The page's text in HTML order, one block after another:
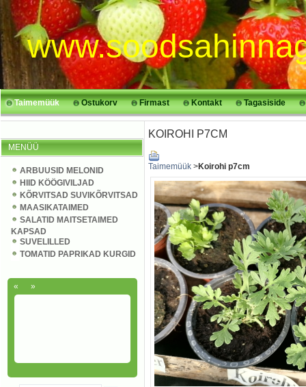
Taimemüük Ostukorv Firmast Kontakt Tagasiside
MENÜÜ
ARBUUSID MELONID
HIID KÖÖGIVILJAD
KÕRVITSAD SUVIKÕRVITSAD
MAASIKATAIMED
SALATID MAITSETAIMED
KAPSAD
SUVELILLED
TOMATID PAPRIKAD KURGID
« »
KOIROHI P7CM
Taimemüük >Koirohi p7cm